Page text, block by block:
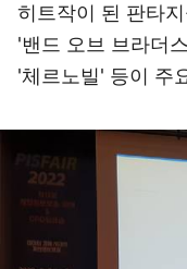
히트작이 된 판타
'밴드 오브 브라더
'체르노빌' 등이 주